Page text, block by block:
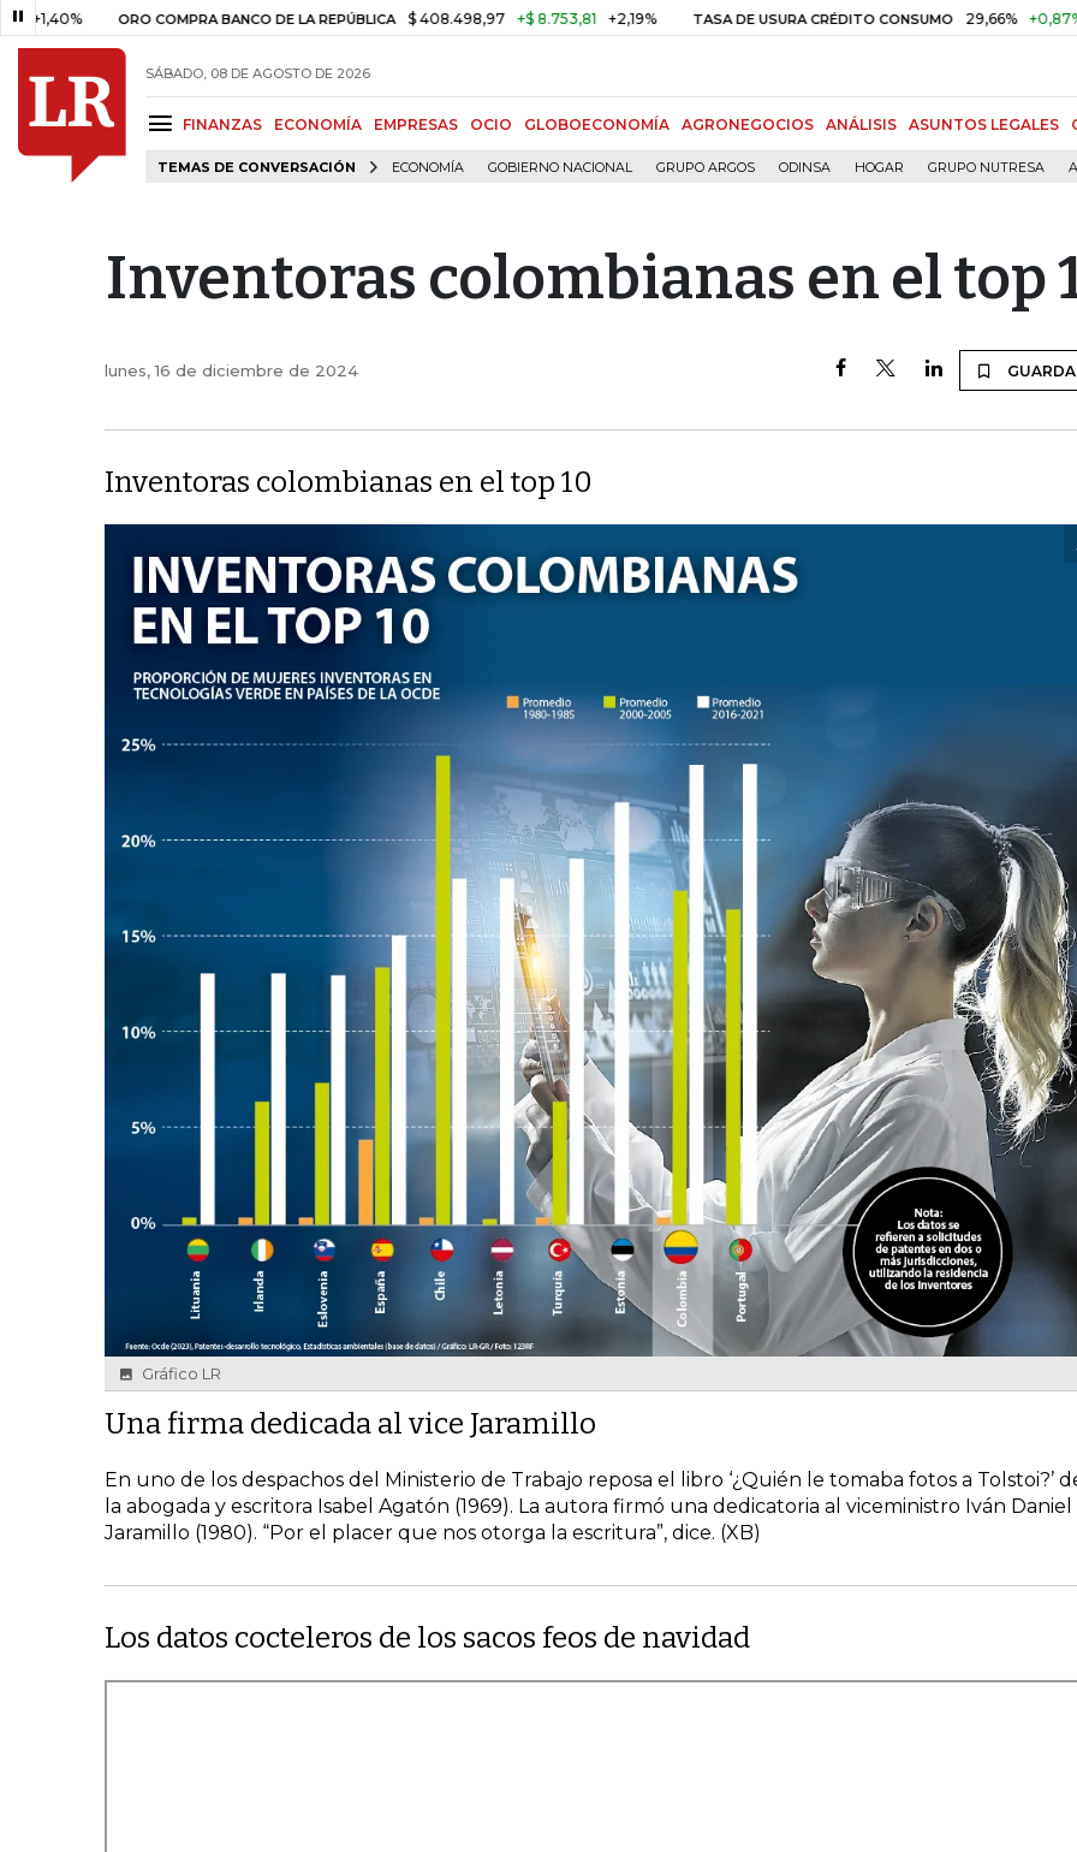
ORO COMPRA BANCO DE LA REPÚBLICA $ 408.498,97 +$ 8.753,81 +2,19% TASA DE USURA CRÉDITO CONSUMO 29,66% +0,87% +3,02%
SÁBADO, 08 DE AGOSTO DE 2026
FINANZAS ECONOMÍA EMPRESAS OCIO GLOBOECONOMÍA AGRONEGOCIOS ANÁLISIS ASUNTOS LEGALES
TEMAS DE CONVERSACIÓN ECONOMÍA GOBIERNO NACIONAL GRUPO ARGOS ODINSA HOGAR GRUPO NUTRESA
Inventoras colombianas en el top
lunes, 16 de diciembre de 2024
Inventoras colombianas en el top 10
Gráfico LR
Una firma dedicada al vice Jaramillo
En uno de los despachos del Ministerio de Trabajo reposa el libro ‘¿Quién le tomaba fotos a Tolstoi?’
la abogada y escritora Isabel Agatón (1969). La autora firmó una dedicatoria al viceministro Iván Daniel
Jaramillo (1980). “Por el placer que nos otorga la escritura”, dice. (XB)
Los datos cocteleros de los sacos feos de navidad